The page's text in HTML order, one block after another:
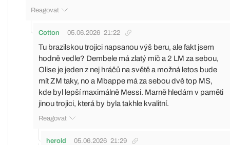
Reagovat
Cotton 05.06.2026 21:22
Tu brazilskou trojici napsanou výš beru, ale fakt jsem
hodně vedle? Dembele má zlatý míč a 2 LM za sebou,
Olise je jeden z nej hráčů na světě a možná letos bude
mít ZM taky, no a Mbappe má za sebou dvě top MS,
kde byl lepší maximálně Messi. Marně hledám v paměti
jinou trojici, která by byla takhle kvalitní.
Reagovat
herold 05.06.2026 21:29